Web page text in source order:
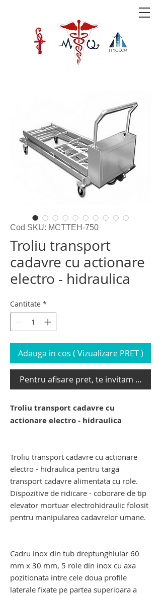
Cod SKU: MCTTEH-750
Troliu transport
cadavre cu actionare
electro - hidraulica
Cantitate *
Adauga in cos ( Vizualizare PRET )
Pentru afisare pret, te invitam sa te
Troliu transport cadavre cu
actionare electro - hidraulica
Troliu transport cadavre cu actionare
electro - hidraulica pentru targa
transport cadavre alimentata cu role.
Dispozitive de ridicare - coborare de tip
elevator mortuar electrohidraulic folosit
pentru manipularea cadavrelor umane.
Cadru inox din tub dreptunghiular 60
mm x 30 mm, 5 role din inox cu axa
pozitionata intre cele doua profile
laterale fixate pe partea superioara a